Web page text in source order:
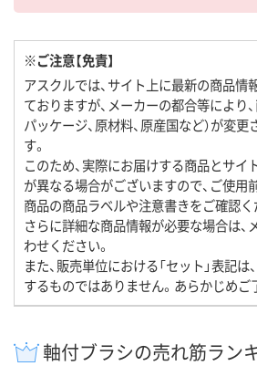
※ご注意【免責】
アスクルでは、サイト上に最新の商品情
ておりますが、メーカーの都合等により、
パッケージ、原材料、原産国など）が変
す。
このため、実際にお届けする商品とサイ
が異なる場合がございますので、ご使用
商品の商品ラベルや注意書きをご確認く
さらに詳細な商品情報が必要な場合は、
わせください。
また、販売単位における「セット」表記
するものではありません。あらかじめご
軸付ブラシの売れ筋ラン